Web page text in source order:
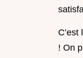
! On